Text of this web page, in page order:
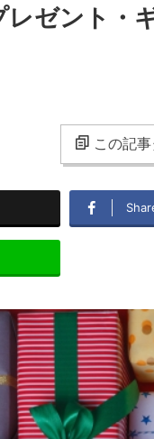
レゼント
この記